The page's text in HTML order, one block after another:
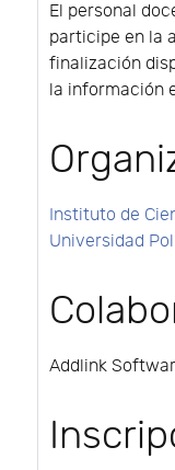
El personal
participe en la
finalización
la información
Instituto de
Universidad
Addlink